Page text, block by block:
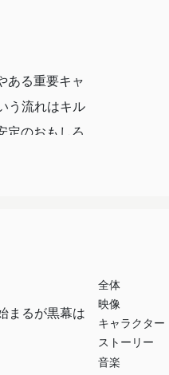
ある重要キャ
う流れはキル
定のおもしろ
のウォーゲー
が、しっか
全体
映像
キャラクター
ストーリー
音楽
まるが黒幕は